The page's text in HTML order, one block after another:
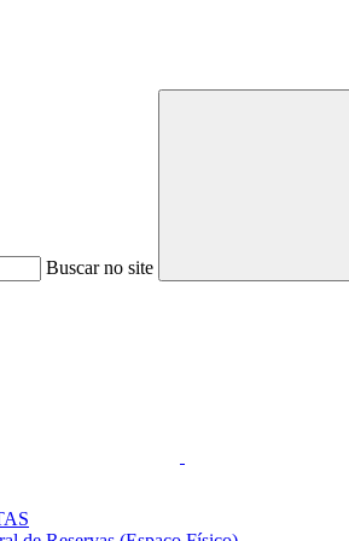
Buscar no site